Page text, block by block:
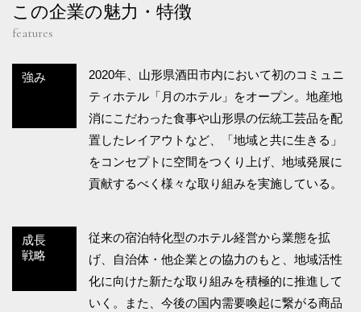
この企業の魅力・特徴
features
強み
2020年、山形県酒田市内において初のコミュニ
ティホテル「月のホテル」をオープン。地産地
消にこだわった食事や山形県の伝統工芸品を配
置したレイアウトなど、「地域と共に生きる」
をコンセプトに空間をつくり上げ、地域発展に
貢献するべく様々な取り組みを実施している。
成長
戦略
従来の宿泊特化型のホテル経営から業態を拡
げ、自治体・他企業との協力のもと、地域活性
化に向けた新たな取り組みを積極的に推進して
いく。また、今後の国内需要喚起に繋がる商品